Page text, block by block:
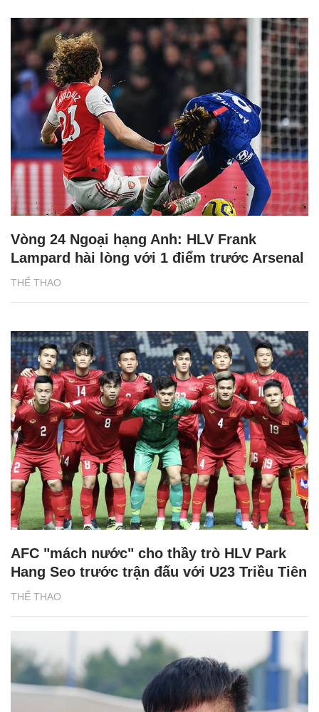
THỂ THAO
Vòng 24 Ngoại hạng Anh: HLV Frank
Lampard hài lòng với 1 điểm trước Arsenal
THỂ THAO
AFC "mách nước" cho thầy trò HLV Park
Hang Seo trước trận đấu với U23 Triều Tiên